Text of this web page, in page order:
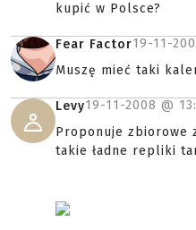
kupić w Polsce?
Fear Factor19-11-
Muszę mieć taki
Levy19-11-2008 @
Proponuje zbiorowe
takie ładne repliki